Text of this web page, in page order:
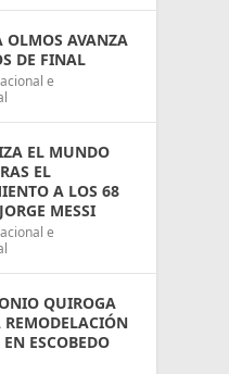
AVANZA
DE FINAL
e
EL MUNDO
EL
A LOS 68
MESSI
e
QUIROGA
REMODELACIÓN
ESCOBEDO